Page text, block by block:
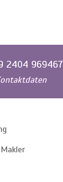
2404 969467